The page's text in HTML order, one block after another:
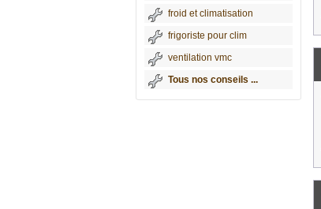
froid et climatisation
frigoriste pour clim
ventilation vmc
Tous nos conseils ...